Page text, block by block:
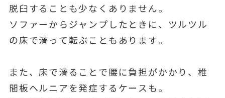
脱臼することも少なくありません。
ソファーからジャンプしたときに、ツルツル
の床で滑って転ぶこともあります。
また、床で滑ることで腰に負担がかかり、椎
間板ヘルニアを発症するケースも。